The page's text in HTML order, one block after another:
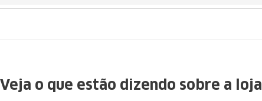
Veja o que estão dizendo sobre a loja